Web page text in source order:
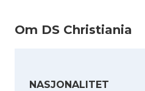
Om DS Christiania
NASJONALITET